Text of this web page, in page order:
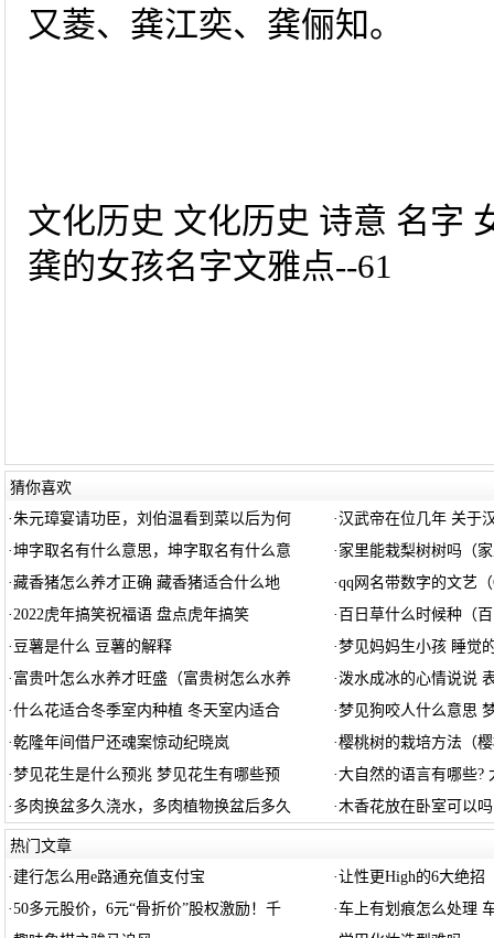
又菱、龚江奕、龚俪知。
文化历史 文化历史 诗意 名字
龚的女孩名字文雅点--61
猜你喜欢
·朱元璋宴请功臣，刘伯温看到菜以后为何 ·汉武帝在位几年 关于
·坤字取名有什么意思，坤字取名有什么意 · 家里能栽梨树树吗（
·藏香猪怎么养才正确 藏香猪适合什么地 ·qq网名带数字的文艺
·2022虎年搞笑祝福语 盘点虎年搞笑 · 百日草什么时候种（
· 豆薯是什么 豆薯的解释 ·梦见妈妈生小孩 睡觉
· 富贵叶怎么水养才旺盛（富贵树怎么水养 ·泼水成冰的心情说说
·什么花适合冬季室内种植 冬天室内适合 ·梦见狗咬人什么意思
·乾隆年间借尸还魂案惊动纪晓岚 ·樱桃树的栽培方法（
·梦见花生是什么预兆 梦见花生有哪些预 ·大自然的语言有哪些?
· 多肉换盆多久浇水，多肉植物换盆后多久 ·木香花放在卧室可以
热门文章
· 建行怎么用e路通充值支付宝 ·让性更High的6大绝招
·50多元股价，6元“骨折价”股权激励！千 ·车上有划痕怎么处理